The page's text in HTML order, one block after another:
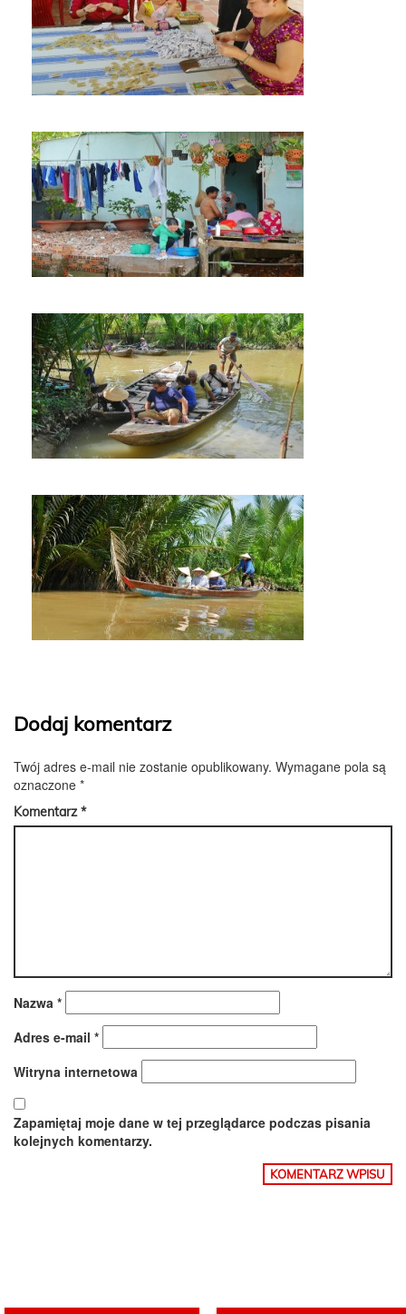
Dodaj komentarz
Twój adres e-mail nie zostanie opublikowany. Wymagane pola są
oznaczone *
Komentarz*
Nazwa *
Adres e-mail *
Witryna internetowa
Zapamiętaj moje dane w tej przeglądarce podczas pisania
kolejnych komentarzy.